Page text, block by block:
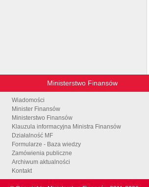
Ministerstwo Finansów
Wiadomości
Minister Finansów
Ministerstwo Finansów
Klauzula informacyjna Ministra Finansów
Działalność MF
Formularze - Baza wiedzy
Zamówienia publiczne
Archiwum aktualności
Kontakt